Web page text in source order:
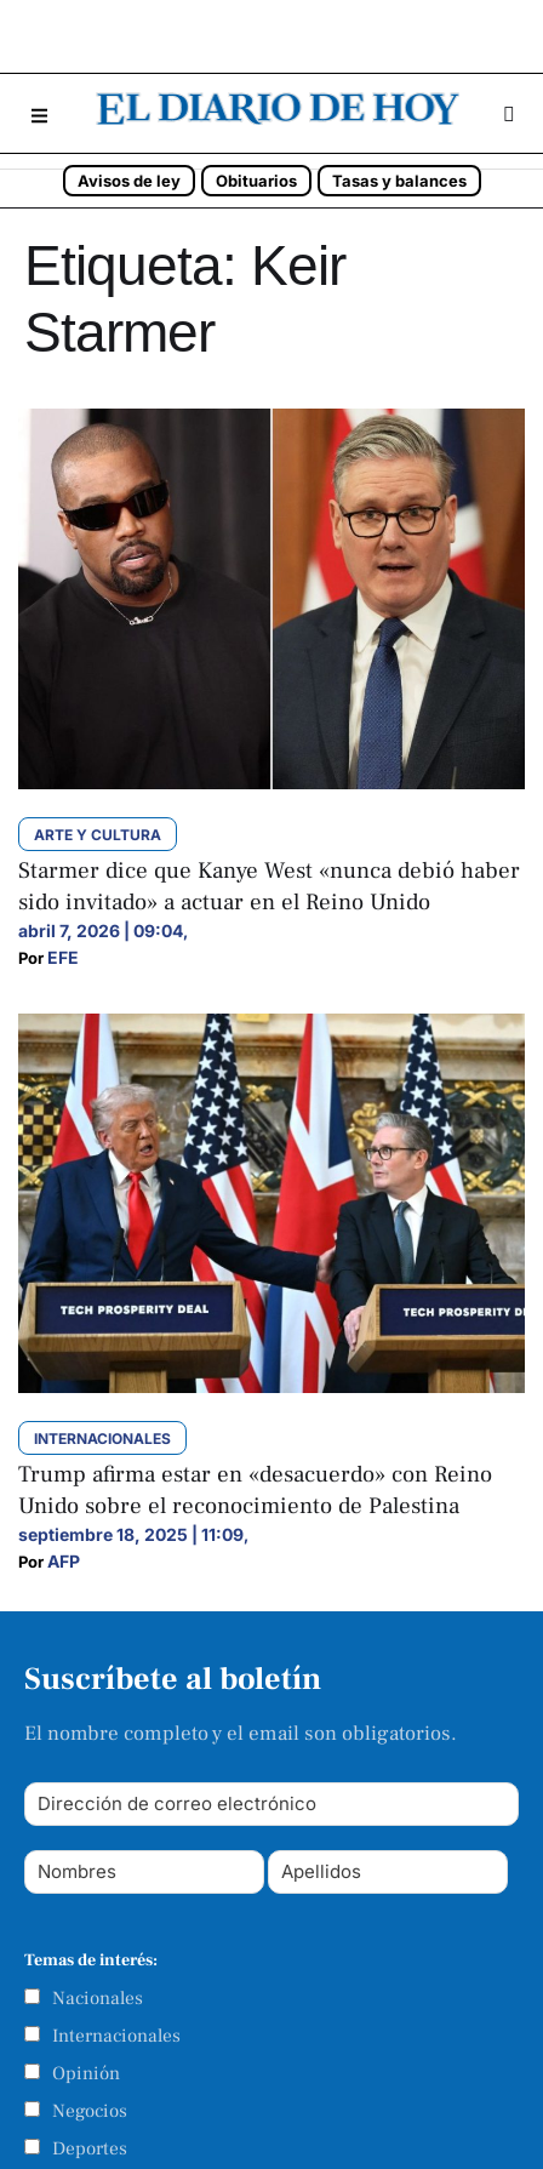
Avisos de ley Obituarios Tasas y balances
Etiqueta: Keir
Starmer
ARTE Y CULTURA
Starmer dice que Kanye West «nunca debió haber
sido invitado» a actuar en el Reino Unido
abril 7, 2026 | 09:04,
Por EFE
INTERNACIONALES
Trump afirma estar en «desacuerdo» con Reino
Unido sobre el reconocimiento de Palestina
septiembre 18, 2025 | 11:09,
Por AFP
Suscríbete al boletín
El nombre completo y el email son obligatorios.
Temas de interés:
Nacionales
Internacionales
Opinión
Negocios
Deportes